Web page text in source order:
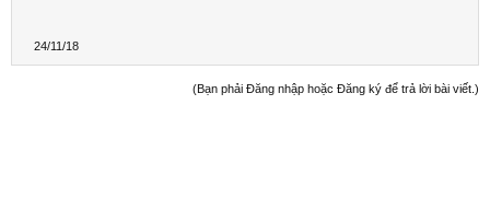
24/11/18
(Bạn phải Đăng nhập hoặc Đăng ký để trả lời bài viết.)